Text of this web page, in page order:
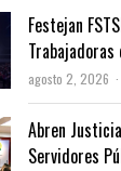
Festejan
agosto 2, 2026
Abren
Servidores